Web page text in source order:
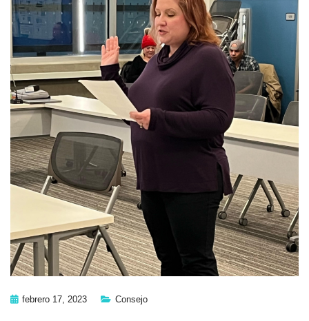
febrero 17, 2023 Consejo